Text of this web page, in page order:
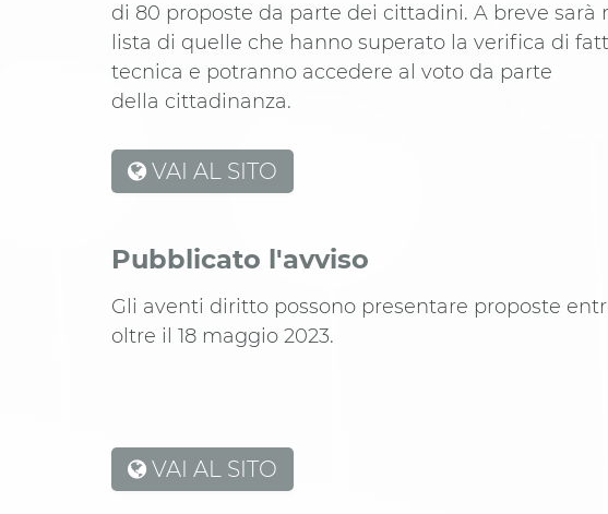
di 80 proposte da parte dei cittadini. A breve sarà
lista di quelle che hanno superato la verifica di
tecnica e potranno accedere al voto da parte
della cittadinanza.
VAI AL SITO
Pubblicato l'avviso
Gli aventi diritto possono presentare proposte
oltre il 18 maggio 2023.
VAI AL SITO